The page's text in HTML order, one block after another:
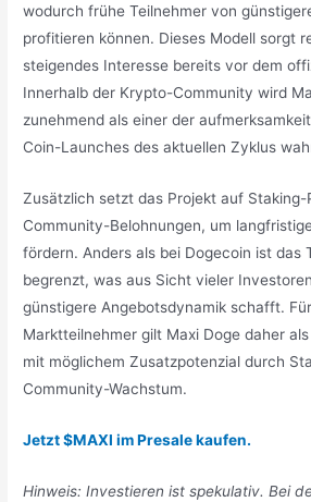
wodurch frühe Teilnehmer von
profitieren können. Dieses Modell sorgt
steigendes Interesse bereits vor dem
Innerhalb der Krypto-Community wird
zunehmend als einer der
Coin-Launches des aktuellen Zyklus
Zusätzlich setzt das Projekt auf Staking-
Community-Belohnungen, um
fördern. Anders als bei Dogecoin ist das
begrenzt, was aus Sicht vieler
günstigere Angebotsdynamik schafft.
Marktteilnehmer gilt Maxi Doge daher
mit möglichem Zusatzpotenzial durch
Community-Wachstum.
Jetzt $MAXI im Presale kaufen.
Hinweis: Investieren ist spekulativ. Bei